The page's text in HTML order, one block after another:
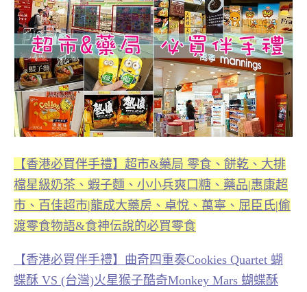
【香港必買伴手禮】超市&藥局 零食、餅乾、大排
檔星級奶茶、蝦子麵、小小兵爽口糖、藥品|惠康超
市、百佳超市|龍成大藥房、卓悅、萬寧、屈臣氏|偷
渡零食物語&食神伝說的必買零食
【香港必買伴手禮】曲奇四重奏Cookies Quartet 蝴
蝶酥 VS (台灣)火星猴子酷奇Monkey Mars 蝴蝶酥